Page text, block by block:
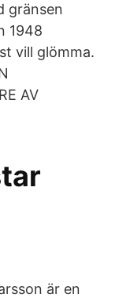
gränsen
1948
vill glömma.
AV
är en